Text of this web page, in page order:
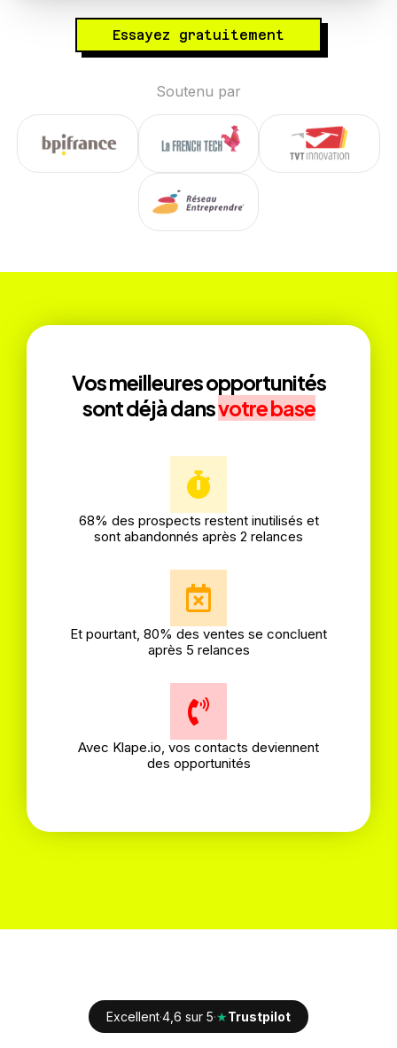
Essayez gratuitement
Soutenu par
Vos meilleures opportunités
sont déjà dansvotre base
68% des prospects restent inutilisés et
sont abandonnés après 2 relances
Et pourtant, 80% des ventes se concluent
après 5 relances
Avec Klape.io, vos contacts deviennent
des opportunités
Excellent·4,6 sur 5·★Trustpilot